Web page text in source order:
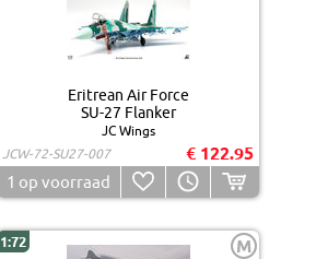
Eritrean Air Force
SU-27 Flanker
JC Wings
JCW-72-SU27-007
€ 122.95
1 op voorraad
1:72 M